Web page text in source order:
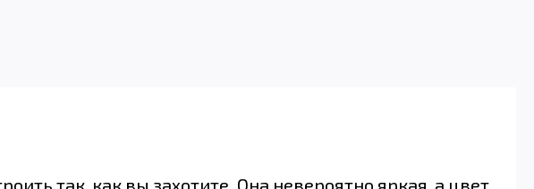
так, как вы захотите. Она невероятно яркая, а цвет